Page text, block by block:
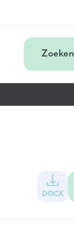
Zoeken
DOCX